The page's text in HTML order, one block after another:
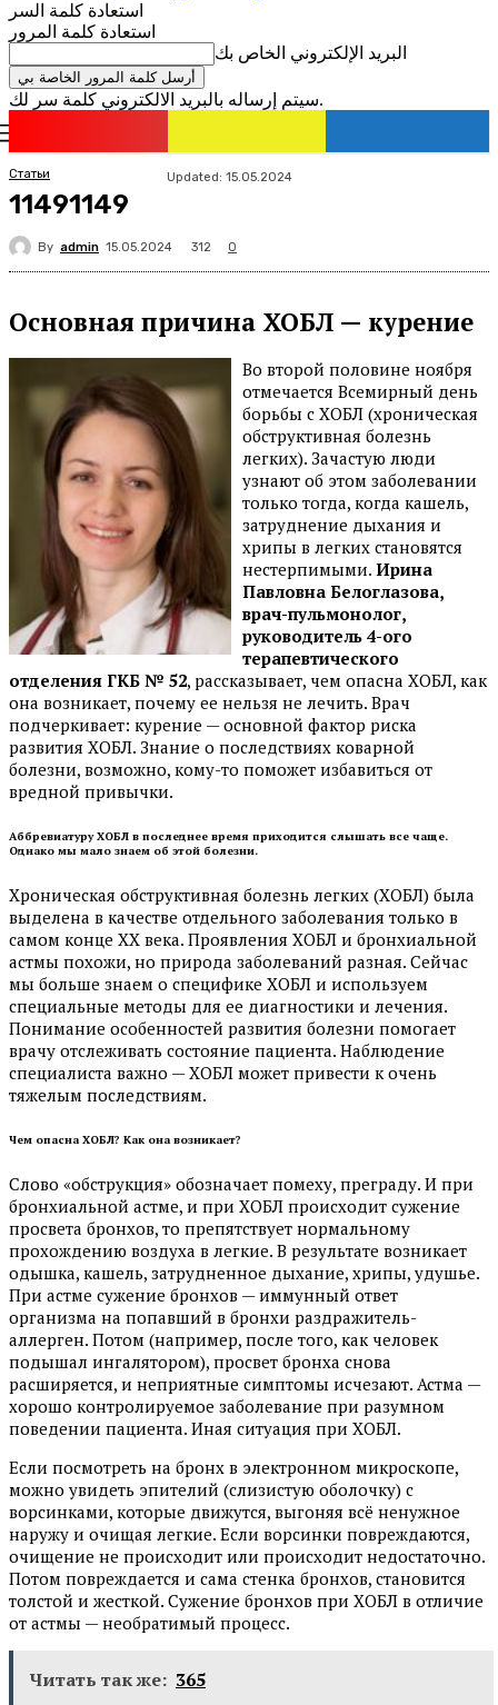
استعادة كلمة السر
استعادة كلمة المرور
البريد الإلكتروني الخاص بك
سيتم إرساله بالبريد الالكتروني كلمة سر لك.
Статьи Updated: 15.05.2024
11491149
By admin 15.05.2024 312 0
Основная причина ХОБЛ — курение
Во второй половине ноября
отмечается Всемирный день
борьбы с ХОБЛ (хроническая
обструктивная болезнь
легких). Зачастую люди
узнают об этом заболевании
только тогда, когда кашель,
затруднение дыхания и
хрипы в легких становятся
нестерпимыми. Ирина
Павловна Белоглазова,
врач-пульмонолог,
руководитель 4-ого
терапевтического
отделения ГКБ № 52, рассказывает, чем опасна ХОБЛ, как
она возникает, почему ее нельзя не лечить. Врач
подчеркивает: курение — основной фактор риска
развития ХОБЛ. Знание о последствиях коварной
болезни, возможно, кому-то поможет избавиться от
вредной привычки.
Аббревиатуру ХОБЛ в последнее время приходится слышать все чаще.
Однако мы мало знаем об этой болезни.
Хроническая обструктивная болезнь легких (ХОБЛ) была
выделена в качестве отдельного заболевания только в
самом конце ХХ века. Проявления ХОБЛ и бронхиальной
астмы похожи, но природа заболеваний разная. Сейчас
мы больше знаем о специфике ХОБЛ и используем
специальные методы для ее диагностики и лечения.
Понимание особенностей развития болезни помогает
врачу отслеживать состояние пациента. Наблюдение
специалиста важно — ХОБЛ может привести к очень
тяжелым последствиям.
Чем опасна ХОБЛ? Как она возникает?
Слово «обструкция» обозначает помеху, преграду. И при
бронхиальной астме, и при ХОБЛ происходит сужение
просвета бронхов, то препятствует нормальному
прохождению воздуха в легкие. В результате возникает
одышка, кашель, затрудненное дыхание, хрипы, удушье.
При астме сужение бронхов — иммунный ответ
организма на попавший в бронхи раздражитель-
аллерген. Потом (например, после того, как человек
подышал ингалятором), просвет бронха снова
расширяется, и неприятные симптомы исчезают. Астма —
хорошо контролируемое заболевание при разумном
поведении пациента. Иная ситуация при ХОБЛ.
Если посмотреть на бронх в электронном микроскопе,
можно увидеть эпителий (слизистую оболочку) с
ворсинками, которые движутся, выгоняя всё ненужное
наружу и очищая легкие. Если ворсинки повреждаются,
очищение не происходит или происходит недостаточно.
Потом повреждается и сама стенка бронхов, становится
толстой и жесткой. Сужение бронхов при ХОБЛ в отличие
от астмы — необратимый процесс.
Читать так же: 365